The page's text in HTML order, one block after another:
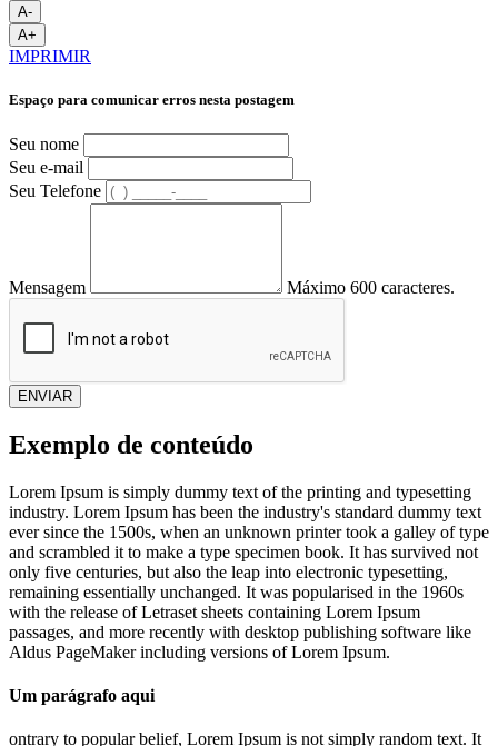
A-
A+
IMPRIMIR
Espaço para comunicar erros nesta postagem
Seu nome
Seu e-mail
Seu Telefone
Mensagem Máximo 600 caracteres.
ENVIAR
Exemplo de conteúdo
Lorem Ipsum is simply dummy text of the printing and typesetting
industry. Lorem Ipsum has been the industry's standard dummy text
ever since the 1500s, when an unknown printer took a galley of type
and scrambled it to make a type specimen book. It has survived not
only five centuries, but also the leap into electronic typesetting,
remaining essentially unchanged. It was popularised in the 1960s
with the release of Letraset sheets containing Lorem Ipsum
passages, and more recently with desktop publishing software like
Aldus PageMaker including versions of Lorem Ipsum.
Um parágrafo aqui
ontrary to popular belief, Lorem Ipsum is not simply random text. It